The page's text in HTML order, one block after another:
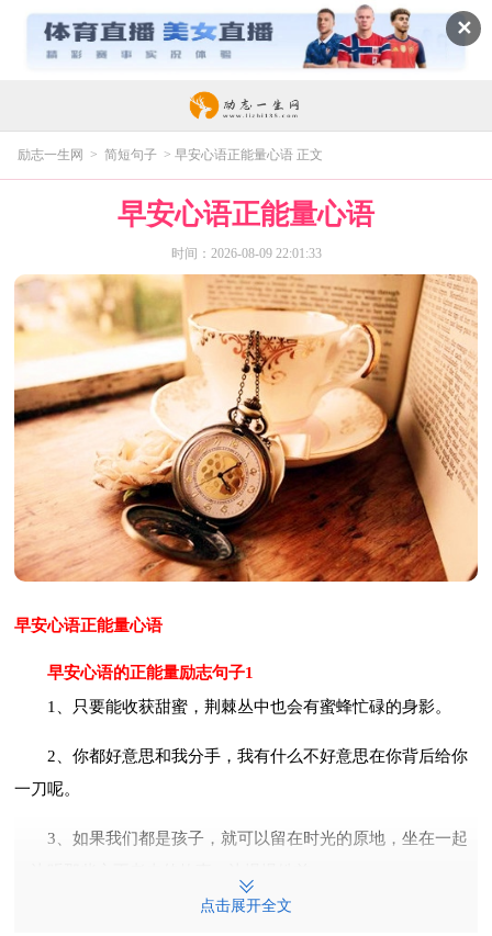
✕
励志一生网 > 简短句子 > 早安心语正能量心语 正文
早安心语正能量心语
时间：2026-08-09 22:01:33
早安心语正能量心语
早安心语的正能量励志句子1
1、只要能收获甜蜜，荆棘丛中也会有蜜蜂忙碌的身影。
2、你都好意思和我分手，我有什么不好意思在你背后给你
一刀呢。
3、如果我们都是孩子，就可以留在时光的原地，坐在一起
点击展开全文